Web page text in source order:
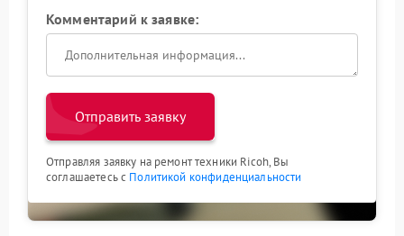
Комментарий к заявке:
Отправить заявку
Отправляя заявку на ремонт техники Ricoh, Вы
соглашаетесь с Политикой конфиденциальности